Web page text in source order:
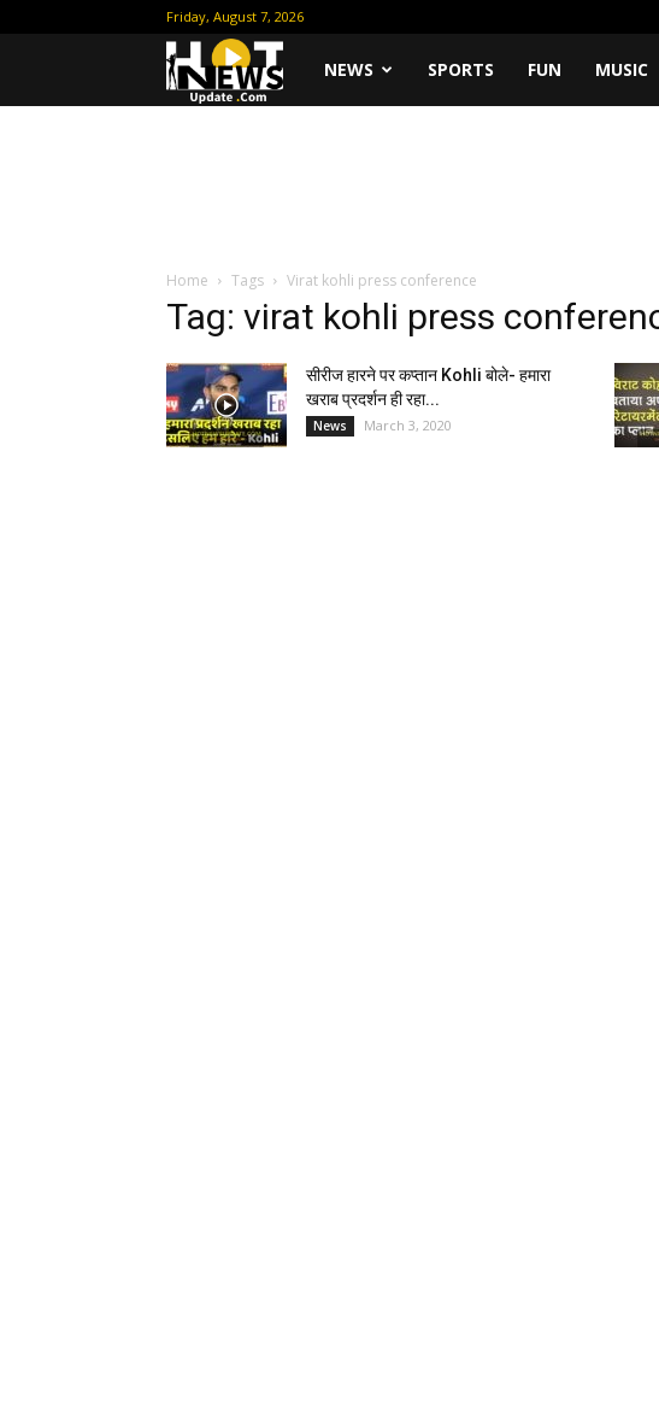
Friday, August 7, 2026
HotNEWS SPORTS FUN MUSIC
Home Tags Virat kohli press conference
Tag: virat kohli press
सीरीज हारने पर कप्तान Kohli बोले- हमारा
खराब प्रदर्शन ही रहा...
News March 3, 2020